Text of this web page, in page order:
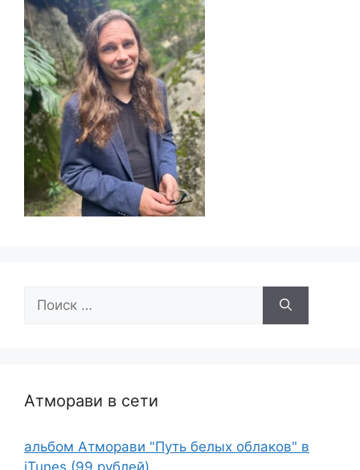
Поиск:
Атморави в сети
альбом Атморави "Путь белых облаков" в
iTunes (99 рублей)